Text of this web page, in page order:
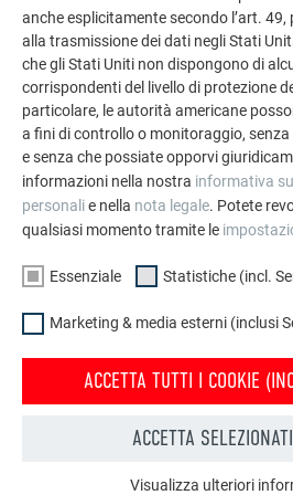
dell’alluminio. Scoprite altri
soluzioni in alluminio durevoli di
impianti solari e facciate.
GUARDA ALTRE REFERENZE
anche esplicitamente secondo l’art. 49,
alla trasmissione dei dati negli Stati
che gli Stati Uniti non dispongono di
corrispondenti del livello di protezione
particolare, le autorità americane
a fini di controllo o monitoraggio,
e senza che possiate opporvi
informazioni nella nostra informativa
personalie nella nota legale. Potete
qualsiasi momento tramite le
Essenziale Statistiche (incl.
Marketing & media esterni (inclusi
ACCETTA TUTTI I COOKIE
ACCETTA
Visualizza ulteriori